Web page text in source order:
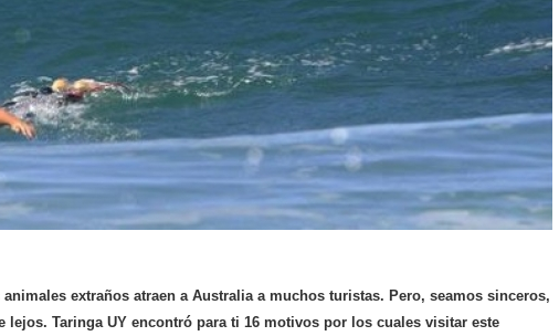
extraños atraen a Australia a muchos turistas. Pero, seamos sinceros,
lejos. Taringa UY encontró para ti 16 motivos por los cuales visitar este